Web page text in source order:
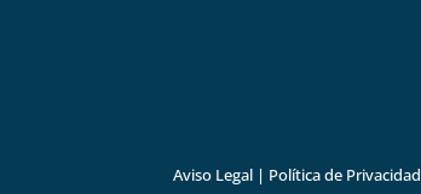
Aviso Legal| Política de Privacidad